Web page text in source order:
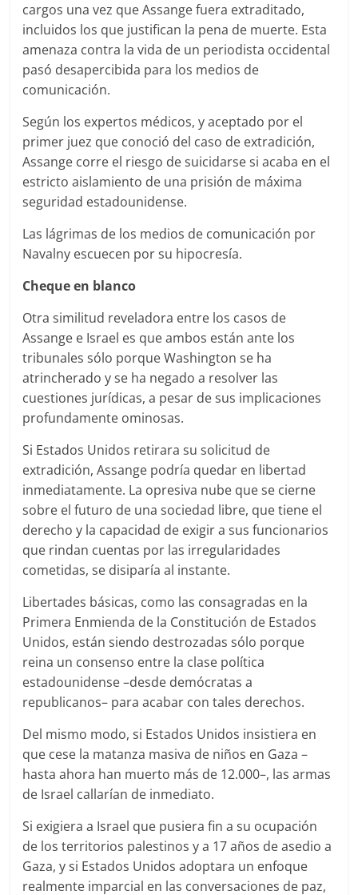
cargos una vez que Assange fuera extraditado,
incluidos los que justifican la pena de muerte. Esta
amenaza contra la vida de un periodista occidental
pasó desapercibida para los medios de
comunicación.
Según los expertos médicos, y aceptado por el
primer juez que conoció del caso de extradición,
Assange corre el riesgo de suicidarse si acaba en el
estricto aislamiento de una prisión de máxima
seguridad estadounidense.
Las lágrimas de los medios de comunicación por
Navalny escuecen por su hipocresía.
Cheque en blanco
Otra similitud reveladora entre los casos de
Assange e Israel es que ambos están ante los
tribunales sólo porque Washington se ha
atrincherado y se ha negado a resolver las
cuestiones jurídicas, a pesar de sus implicaciones
profundamente ominosas.
Si Estados Unidos retirara su solicitud de
extradición, Assange podría quedar en libertad
inmediatamente. La opresiva nube que se cierne
sobre el futuro de una sociedad libre, que tiene el
derecho y la capacidad de exigir a sus funcionarios
que rindan cuentas por las irregularidades
cometidas, se disiparía al instante.
Libertades básicas, como las consagradas en la
Primera Enmienda de la Constitución de Estados
Unidos, están siendo destrozadas sólo porque
reina un consenso entre la clase política
estadounidense –desde demócratas a
republicanos– para acabar con tales derechos.
Del mismo modo, si Estados Unidos insistiera en
que cese la matanza masiva de niños en Gaza –
hasta ahora han muerto más de 12.000–, las armas
de Israel callarían de inmediato.
Si exigiera a Israel que pusiera fin a su ocupación
de los territorios palestinos y a 17 años de asedio a
Gaza, y si Estados Unidos adoptara un enfoque
realmente imparcial en las conversaciones de paz,